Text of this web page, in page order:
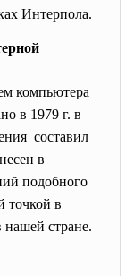
Интерпола.
компьютера
в 1979 г. в
составил
в
подобного
точкой в
нашей стране.